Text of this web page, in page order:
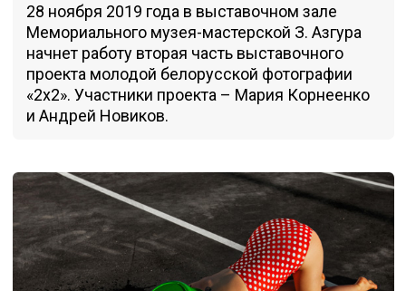
28 ноября 2019 года в выставочном зале
Мемориального музея-мастерской З. Азгура
начнет работу вторая часть выставочного
проекта молодой белорусской фотографии
«2х2». Участники проекта – Мария Корнеенко
и Андрей Новиков.